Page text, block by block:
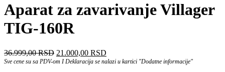
Aparat za zavarivanje Villager
TIG-160R
36.999,00RSD Оригинална
цена
21.000,00 RSD
цена
Sve cene su sa PDV-om I Deklaracija se nalazi u kartici "Dodatne informacije"